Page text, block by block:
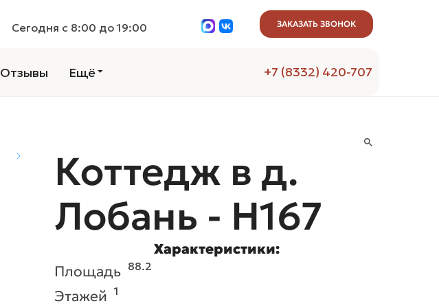
Сегодня с 8:00 до 19:00 ЗАКАЗАТЬ ЗВОНОК
Отзывы Ещё +7 (8332) 420-707
Коттедж в д.
Лобань - H167
Характеристики:
Площадь 88.2
Этажей 1